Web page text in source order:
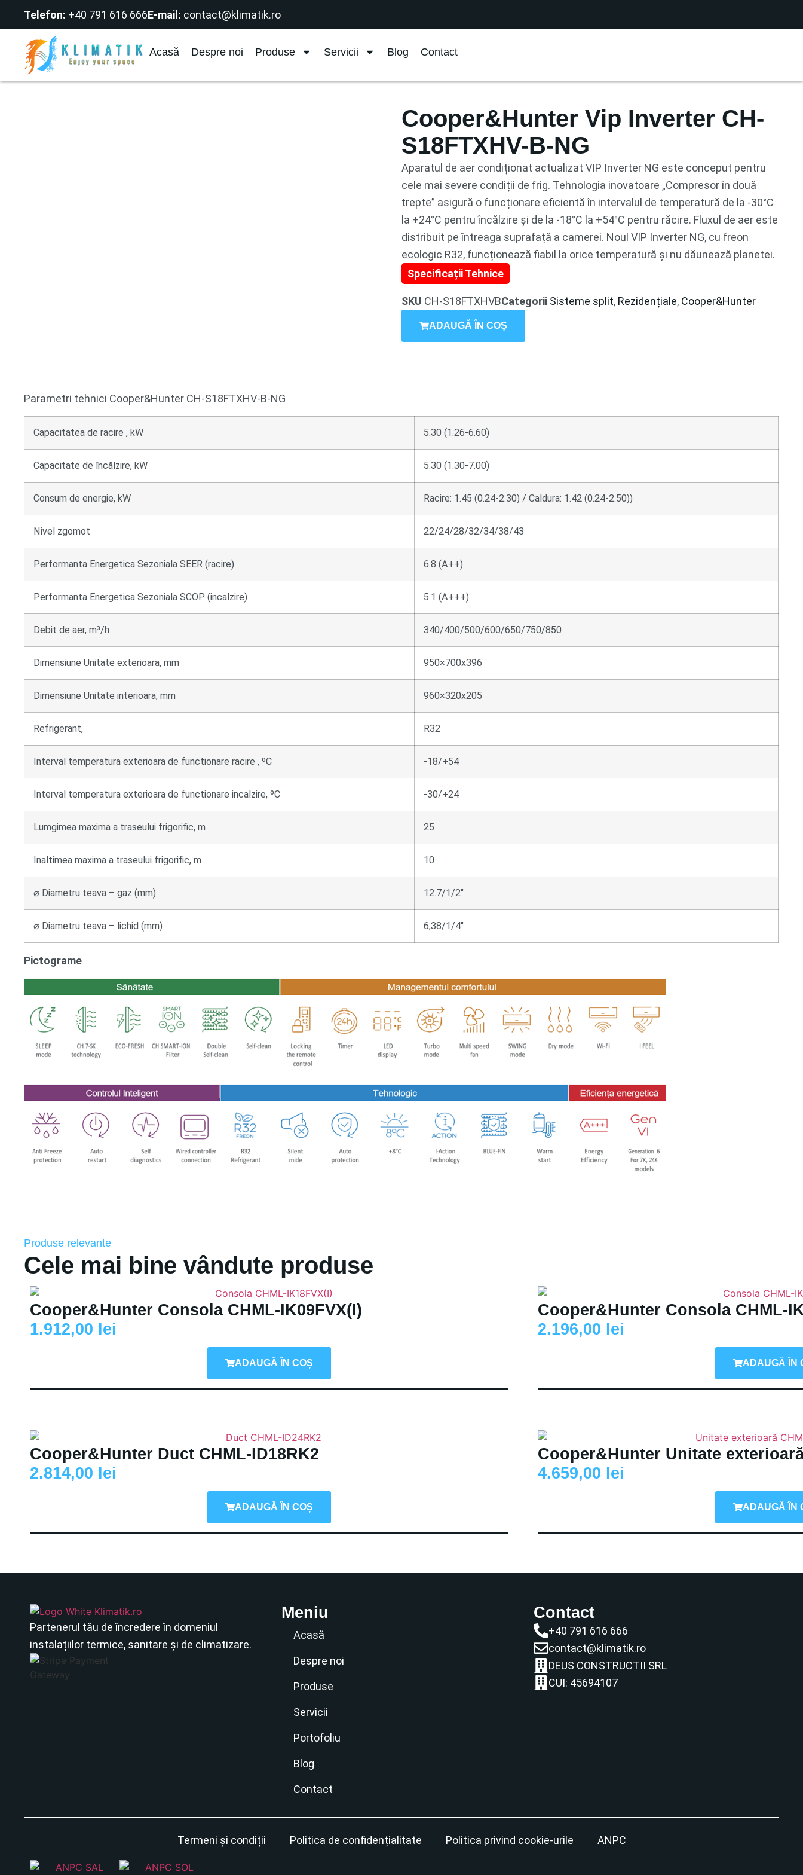
Telefon: +40 791 616 666E-mail: contact@klimatik.ro
Acasă Despre noi Produse Servicii Blog Contact
Cooper&Hunter Vip Inverter CH-
S18FTXHV-B-NG
Aparatul de aer condiționat actualizat VIP Inverter NG este conceput pentru
cele mai severe condiții de frig. Tehnologia inovatoare „Compresor în două
trepte” asigură o funcționare eficientă în intervalul de temperatură de la -30°C
la +24°C pentru încălzire și de la -18°C la +54°C pentru răcire. Fluxul de aer este
distribuit pe întreaga suprafață a camerei. Noul VIP Inverter NG, cu freon
ecologic R32, funcționează fiabil la orice temperatură și nu dăunează planetei.
Specificații Tehnice
SKU CH-S18FTXHVBCategorii Sisteme split, Rezidențiale, Cooper&Hunter
ADAUGĂ ÎN COȘ
Parametri tehnici Cooper&Hunter CH-S18FTXHV-B-NG
Capacitatea de racire , kW 5.30 (1.26-6.60)
Capacitate de încălzire, kW 5.30 (1.30-7.00)
Consum de energie, kW Racire: 1.45 (0.24-2.30) / Caldura: 1.42 (0.24-2.50))
Nivel zgomot 22/24/28/32/34/38/43
Performanta Energetica Sezoniala SEER (racire) 6.8 (А++)
Performanta Energetica Sezoniala SCOP (incalzire) 5.1 (А+++)
Debit de aer, m³/h 340/400/500/600/650/750/850
Dimensiune Unitate exterioara, mm 950×700х396
Dimensiune Unitate interioara, mm 960×320х205
Refrigerant, R32
Interval temperatura exterioara de functionare racire , ºC -18/+54
Interval temperatura exterioara de functionare incalzire, ºC -30/+24
Lumgimea maxima a traseului frigorific, m 25
Inaltimea maxima a traseului frigorific, m 10
⌀ Diametru teava – gaz (mm) 12.7/1/2″
⌀ Diametru teava – lichid (mm) 6,38/1/4″
Pictograme
Produse relevante
Cele mai bine vândute produse
Cooper&Hunter Consola CHML-IK09FVX(I)
1.912,00 lei
ADAUGĂ ÎN COȘ
Cooper&Hunter Consola CHML-
2.196,00 lei
ADAUGĂ ÎN
Cooper&Hunter Duct CHML-ID18RK2
2.814,00 lei
ADAUGĂ ÎN COȘ
Cooper&Hunter Unitate
4.659,00 lei
ADAUGĂ ÎN
Partenerul tău de încredere în domeniul
instalațiilor termice, sanitare și de climatizare.
Meniu
Acasă
Despre noi
Produse
Servicii
Portofoliu
Blog
Contact
Contact
+40 791 616 666
contact@klimatik.ro
DEUS CONSTRUCTII SRL
CUI: 45694107
Termeni și condiții Politica de confidențialitate Politica privind cookie-urile ANPC